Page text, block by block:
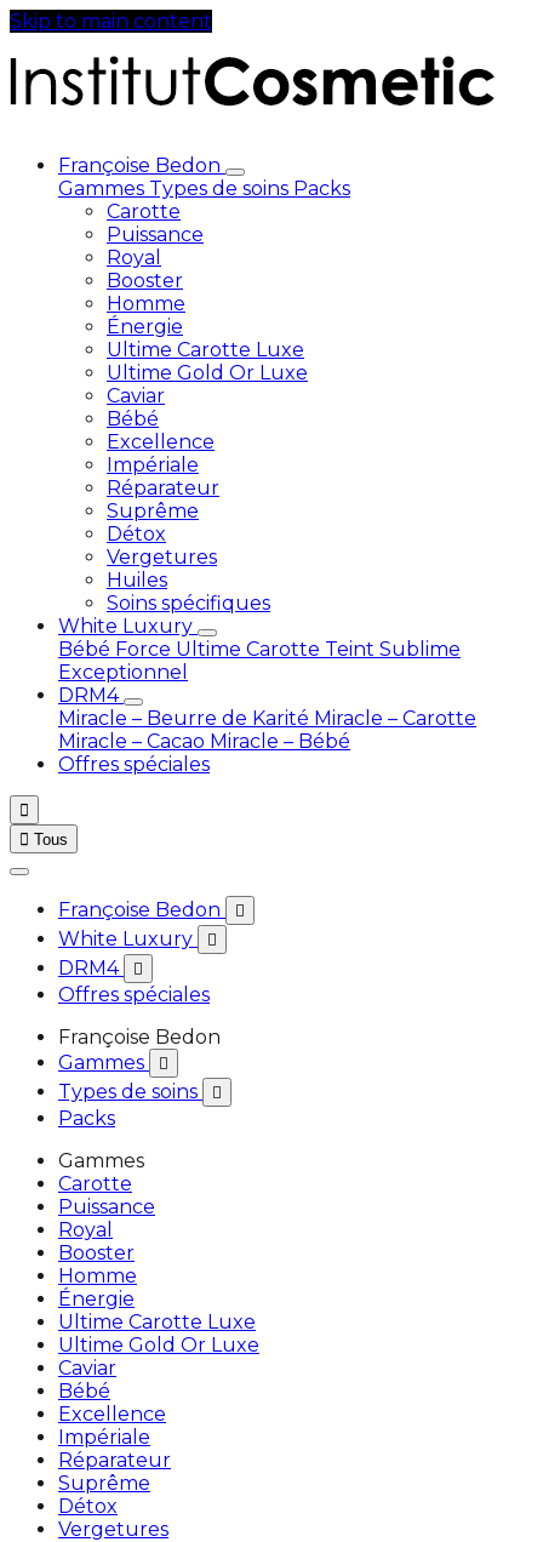
Skip to main content
Françoise Bedon
Gammes Types de soins Packs
Carotte
Puissance
Royal
Booster
Homme
Énergie
Ultime Carotte Luxe
Ultime Gold Or Luxe
Caviar
Bébé
Excellence
Impériale
Réparateur
Suprême
Détox
Vergetures
Huiles
Soins spécifiques
White Luxury
Bébé Force Ultime Carotte Teint Sublime
Exceptionnel
DRM4
Miracle – Beurre de Karité Miracle – Carotte
Miracle – Cacao Miracle – Bébé
Offres spéciales

 Tous
Françoise Bedon 
White Luxury 
DRM4 
Offres spéciales
Françoise Bedon
Gammes

Types de soins 
Packs
Gammes
Carotte
Puissance
Royal
Booster
Homme
Énergie
Ultime Carotte Luxe
Ultime Gold Or Luxe
Caviar
Bébé
Excellence
Impériale
Réparateur
Suprême
Détox
Vergetures